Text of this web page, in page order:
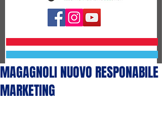
MAGAGNOLI NUOVO RESPONABILE
MARKETING